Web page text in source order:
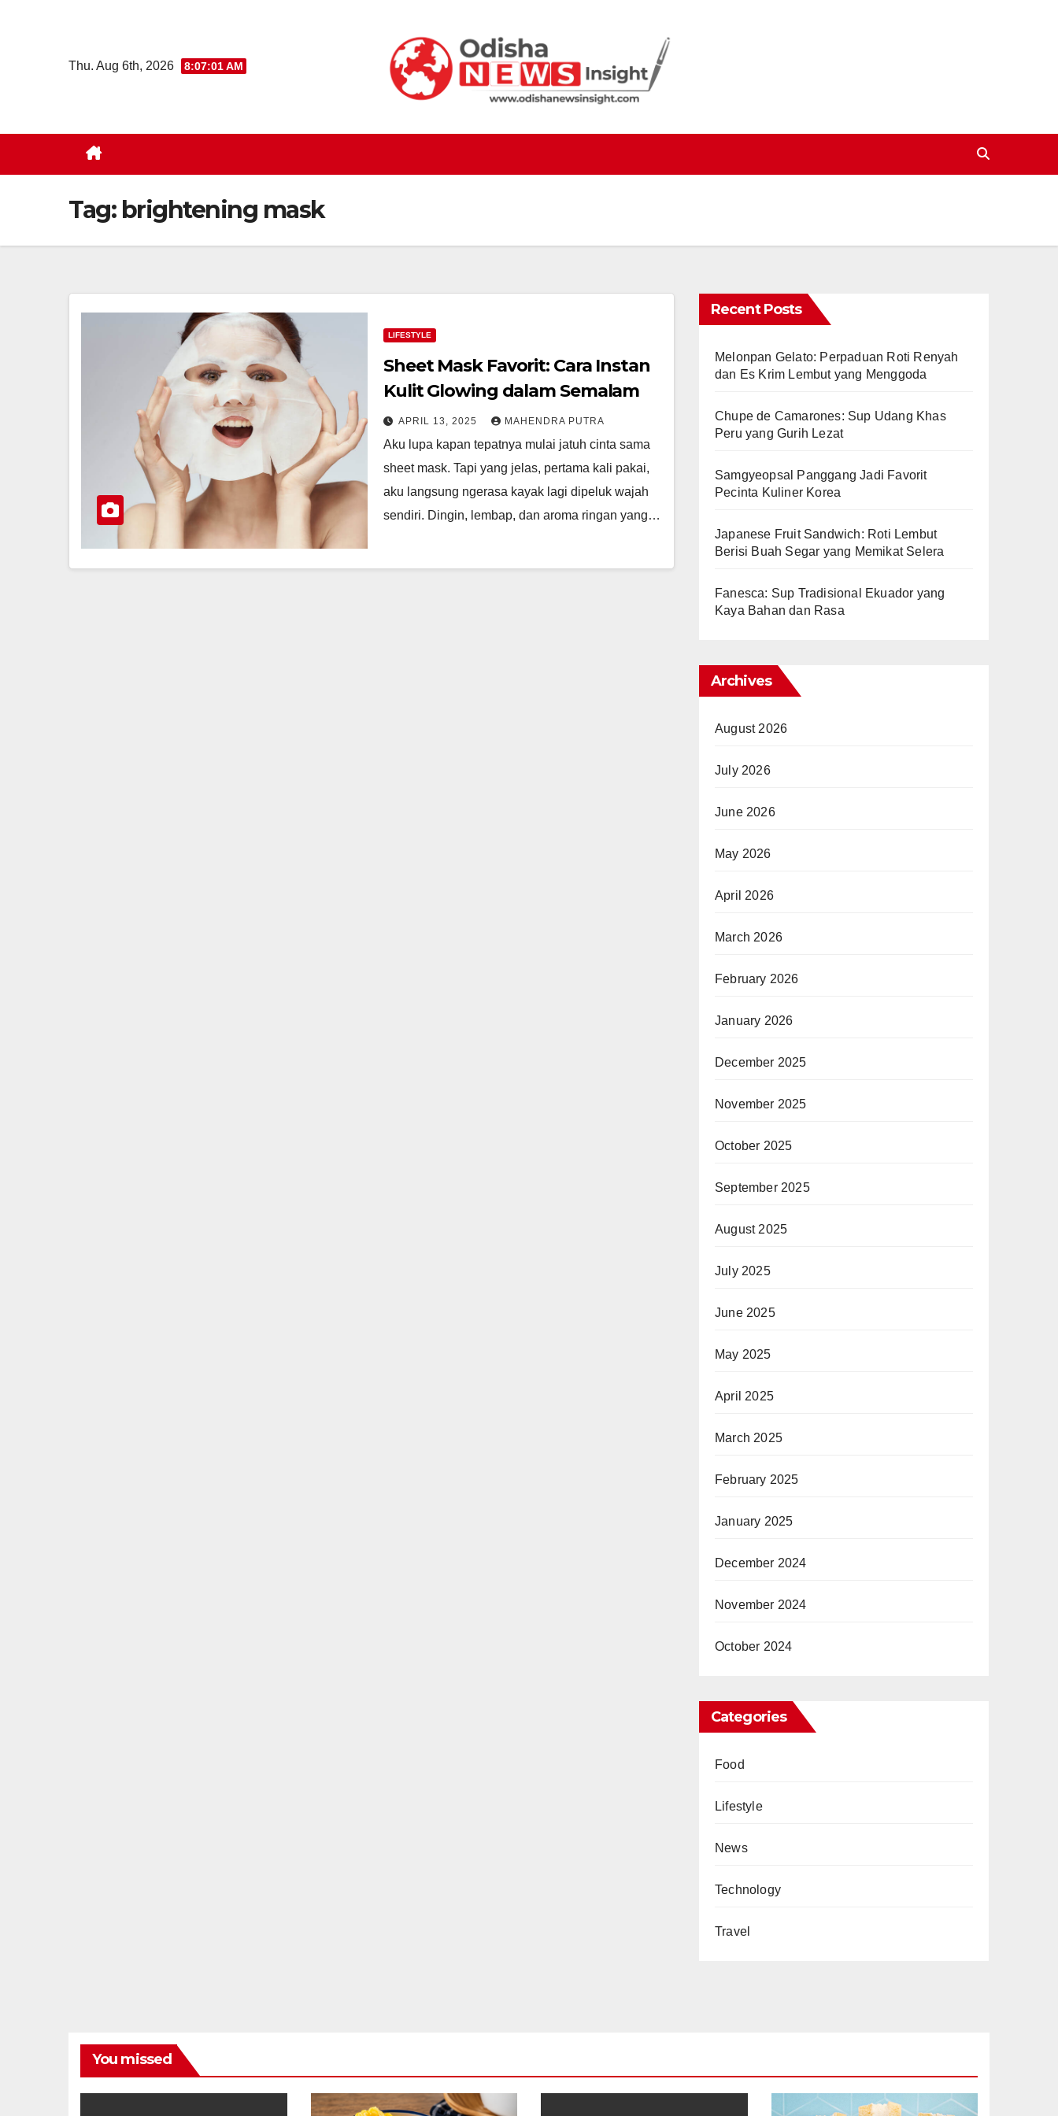
Thu. Aug 6th, 2026 8:07:02 AM
Tag: brightening mask
LIFESTYLE
Sheet Mask Favorit: Cara Instan
Kulit Glowing dalam Semalam
APRIL 13, 2025 MAHENDRA PUTRA
Aku lupa kapan tepatnya mulai jatuh cinta sama
sheet mask. Tapi yang jelas, pertama kali pakai,
aku langsung ngerasa kayak lagi dipeluk wajah
sendiri. Dingin, lembap, dan aroma ringan yang…
Recent Posts
Melonpan Gelato: Perpaduan Roti Renyah
dan Es Krim Lembut yang Menggoda
Chupe de Camarones: Sup Udang Khas
Peru yang Gurih Lezat
Samgyeopsal Panggang Jadi Favorit
Pecinta Kuliner Korea
Japanese Fruit Sandwich: Roti Lembut
Berisi Buah Segar yang Memikat Selera
Fanesca: Sup Tradisional Ekuador yang
Kaya Bahan dan Rasa
Archives
August 2026
July 2026
June 2026
May 2026
April 2026
March 2026
February 2026
January 2026
December 2025
November 2025
October 2025
September 2025
August 2025
July 2025
June 2025
May 2025
April 2025
March 2025
February 2025
January 2025
December 2024
November 2024
October 2024
Categories
Food
Lifestyle
News
Technology
Travel
You missed